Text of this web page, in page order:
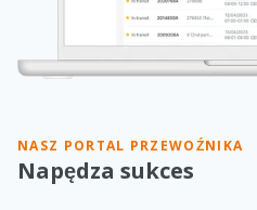
NASZ PORTAL PRZEWOŹNIKA
Napędza sukces